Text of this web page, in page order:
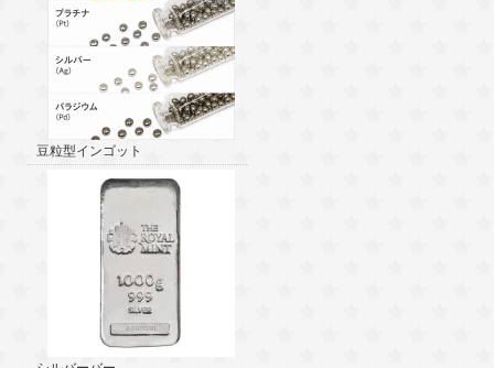
豆粒型インゴット